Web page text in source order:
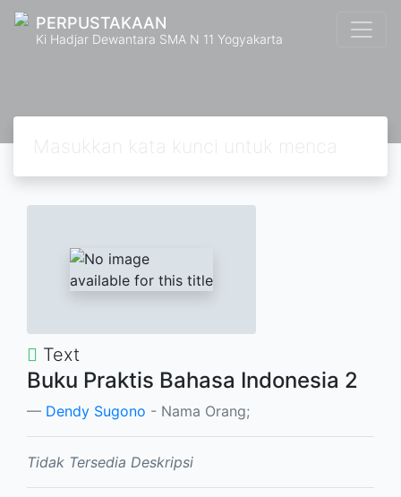
PERPUSTAKAAN
Ki Hadjar Dewantara SMA N 11 Yogyakarta
Text
Buku Praktis Bahasa Indonesia 2
Dendy Sugono - Nama Orang;
Tidak Tersedia Deskripsi